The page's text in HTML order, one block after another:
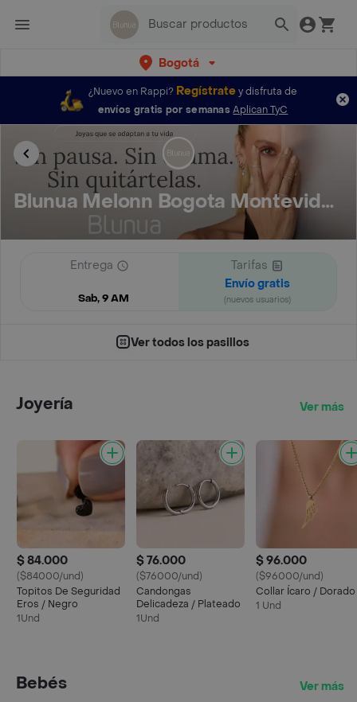
Bogotá
¿Nuevo en Rappi? Regístratey disfruta de
envíos gratis por semanas Aplican TyC
Blunua Melonn Bogota Montevideo
Entrega
Sab, 9 AM
Tarifas
Envío gratis
(nuevos usuarios)
Ver todos los pasillos
Joyería Ver más
$ 84.000
($84000/und)
Topitos De Seguridad
Eros / Negro
1Und
$ 76.000
($76000/und)
Candongas
Delicadeza / Plateado
1Und
$ 96.000
($96000/und)
Collar Ícaro / Dorado
1 Und
Bebés Ver más